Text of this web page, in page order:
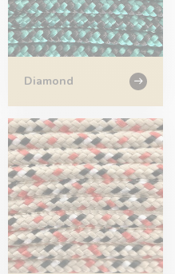
Diamond